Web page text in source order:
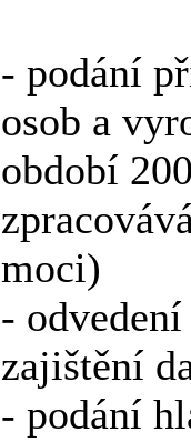
- podání
osob a
období
moci)
-
zajištění
- podání